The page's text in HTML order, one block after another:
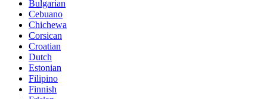
Bulgarian
Cebuano
Chichewa
Corsican
Croatian
Dutch
Estonian
Filipino
Finnish